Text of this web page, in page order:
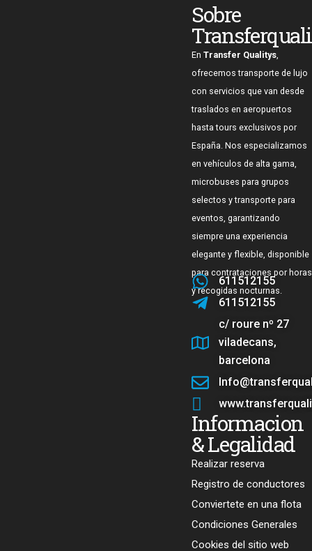
Sobre
En Transfer Qualitys,
ofrecemos transporte de lujo
con servicios que van desde
traslados en aeropuertos
hasta tours exclusivos por
España. Nos especializamos
en vehículos de alta gama,
microbuses para grupos
selectos y transporte para
eventos, garantizando
siempre una experiencia
elegante y flexible, disponible
para contrataciones por horas
y recogidas nocturnas.
611512155
611512155
c/ roure nº 27
viladecans,
barcelona
Informacion
& Legalidad
Realizar reserva
Registro de conductores
Conviertete en una flota
Condiciones Generales
Cookies del sitio web